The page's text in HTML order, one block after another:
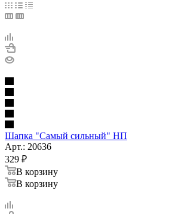
Шапка "Самый сильный" НП
Арт.: 20636
329 ₽
В корзину
В корзину